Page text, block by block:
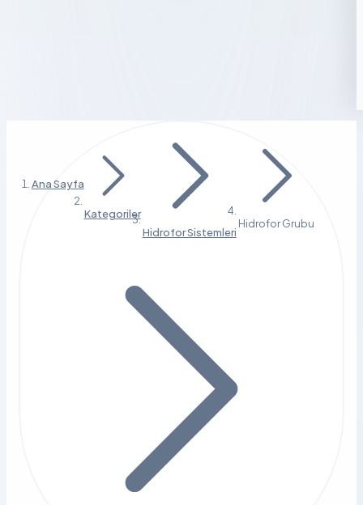
Ana Sayfa
Kategoriler
Hidrofor Sistemleri
Hidrofor Grubu